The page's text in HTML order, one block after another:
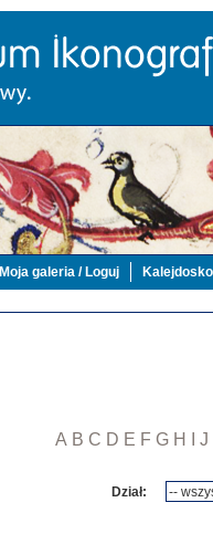
Moja galeria / Loguj
A B C D E F G H J
Dział: